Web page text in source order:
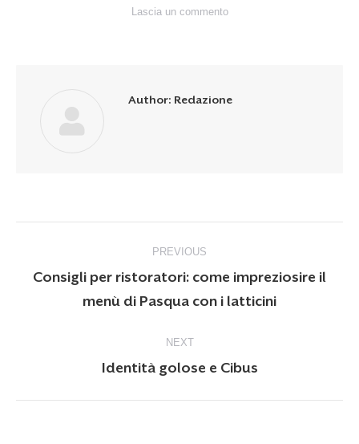
Lascia un commento
Author: Redazione
navigation
PREVIOUS
post:
Consigli per ristoratori: come impreziosire il
menù di Pasqua con i latticini
NEXT
Next
Identità golose e Cibus